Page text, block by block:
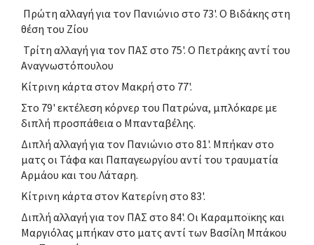
Πρώτη αλλαγή για τον Πανιώνιο στο 73'. Ο Βιδάκης στη
θέση του Ζίου
Τρίτη αλλαγή για τον ΠΑΣ στο 75'. Ο Πετράκης αντί του
Αναγνωστόπουλου
Κίτρινη κάρτα στον Μακρή στο 77'.
Στο 79' εκτέλεση κόρνερ του Πατρώνα, μπλόκαρε με
διπλή προσπάθεια ο Μπανταβέλης.
Διπλή αλλαγή για τον Πανιώνιο στο 81'. Μπήκαν στο
ματς οι Τάφα και Παπαγεωργίου αντί του τραυματία
Αρμάου και του Λάταρη.
Κίτρινη κάρτα στον Κατερίνη στο 83'.
Διπλή αλλαγή για τον ΠΑΣ στο 84'. Οι Καραμποϊκης και
Μαργιόλας μπήκαν στο ματς αντί των Βασίλη Μπάκου